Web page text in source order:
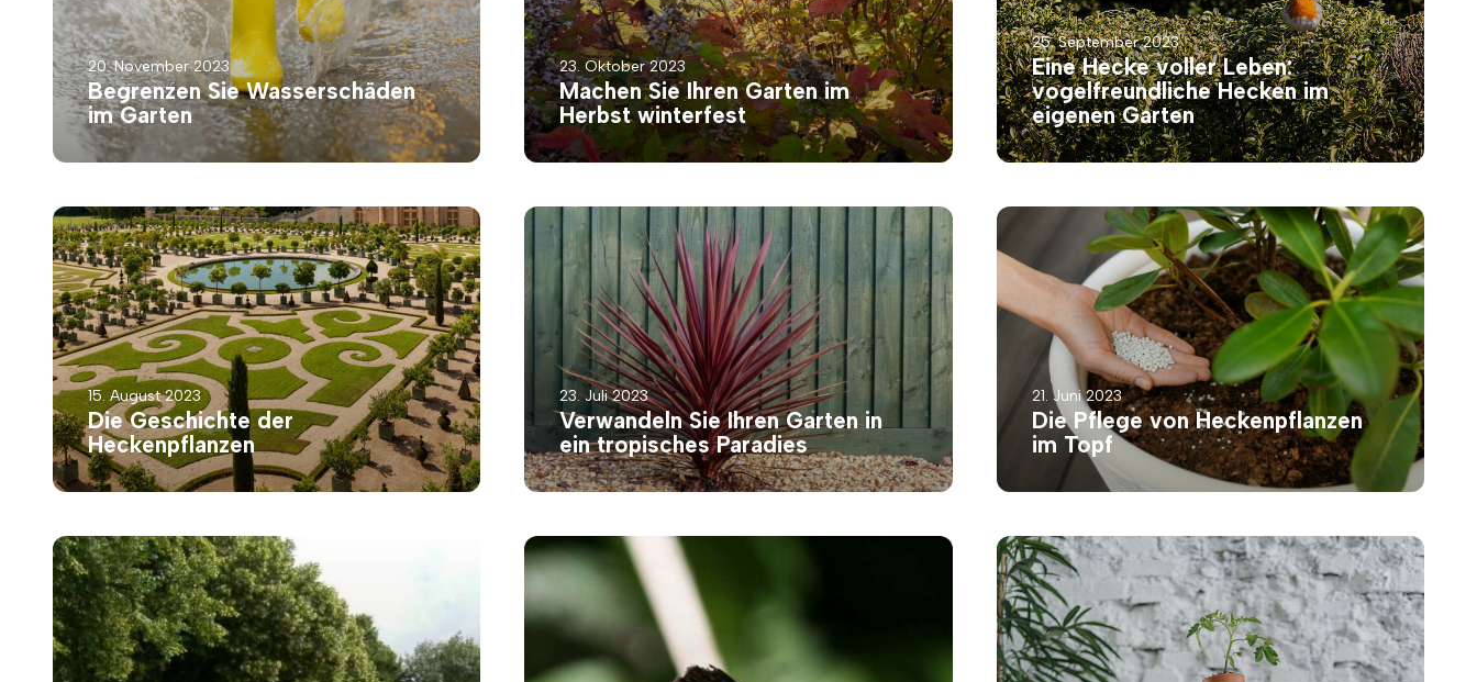
20. November 2023
Begrenzen Sie Wasserschäden
im Garten
23. Oktober 2023
Machen Sie Ihren Garten im
Herbst winterfest
25. September 2023
Eine Hecke voller Leben:
vogelfreundliche Hecken im
eigenen Garten
15. August 2023
Die Geschichte der
Heckenpflanzen
23. Juli 2023
Verwandeln Sie Ihren Garten in
ein tropisches Paradies
21. Juni 2023
Die Pflege von Heckenpflanzen
im Topf